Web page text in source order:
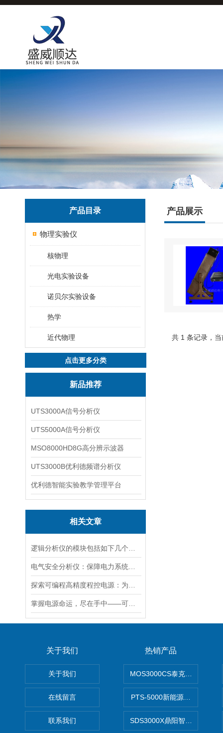
产品目录
物理实验仪
核物理
光电实验设备
诺贝尔实验设备
热学
近代物理
点击更多分类
新品推荐
UTS3000A信号分析仪
UTS5000A信号分析仪
MSO8000HD8G高分辨示波器
UTS3000B优利德频谱分析仪
优利德智能实验教学管理平台
相关文章
产品展示
共 1 条记录，
关于我们
关于我们
在线留言
联系我们
热销产品
MOS3000CS泰克2G高带宽
PTS-5000新能源开发设计及
SDS3000X鼎阳智能示波器